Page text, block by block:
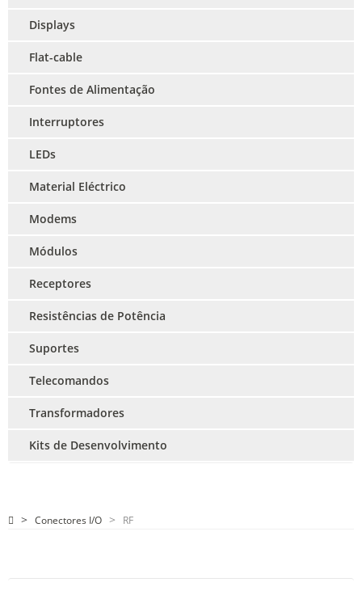
Displays
Flat-cable
Fontes de Alimentação
Interruptores
LEDs
Material Eléctrico
Modems
Módulos
Receptores
Resistências de Potência
Suportes
Telecomandos
Transformadores
Kits de Desenvolvimento
Conectores I/O RF